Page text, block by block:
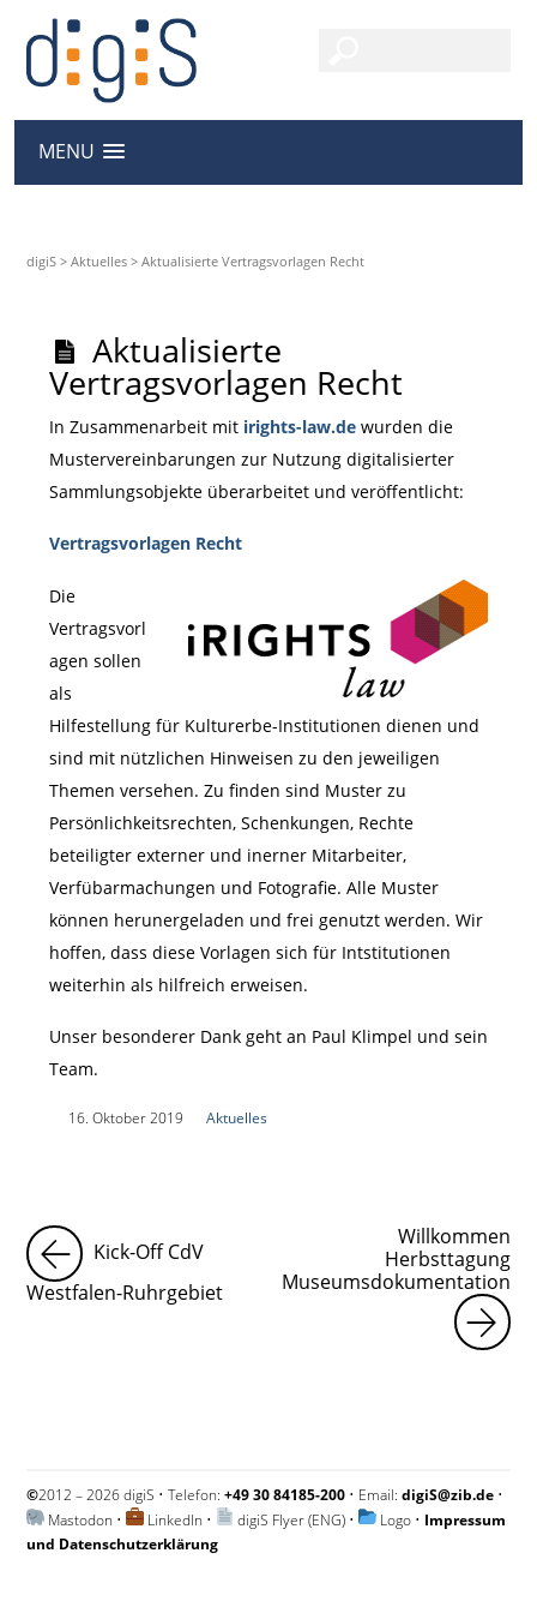
MENU
digiS >Aktuelles >Aktualisierte Vertragsvorlagen Recht
Aktualisierte
Vertragsvorlagen Recht
In Zusammenarbeit mit irights-law.dewurden die
Mustervereinbarungen zur Nutzung digitalisierter
Sammlungsobjekte überarbeitet und veröffentlicht:
Vertragsvorlagen Recht
Die
Vertragsvorl
agen sollen
als
Hilfestellung für Kulturerbe-Institutionen dienen und
sind mit nützlichen Hinweisen zu den jeweiligen
Themen versehen. Zu finden sind Muster zu
Persönlichkeitsrechten, Schenkungen, Rechte
beteiligter externer und inerner Mitarbeiter,
Verfübarmachungen und Fotografie. Alle Muster
können herunergeladen und frei genutzt werden. Wir
hoffen, dass diese Vorlagen sich für Intstitutionen
weiterhin als hilfreich erweisen.
Unser besonderer Dank geht an Paul Klimpel und sein
Team.
16. Oktober 2019 Aktuelles
Kick-Off CdV
Westfalen-Ruhrgebiet
Willkommen
Herbsttagung
Museumsdokumentation
©2012 – 2026 digiS • Telefon:+49 30 84185-200 • Email:digiS@zib.de •
Mastodon • LinkedIn • digiS Flyer (ENG) • Logo • Impressum
und Datenschutzerklärung